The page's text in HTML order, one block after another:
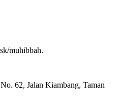
muhibbah.
62, Jalan Kiambang, Taman